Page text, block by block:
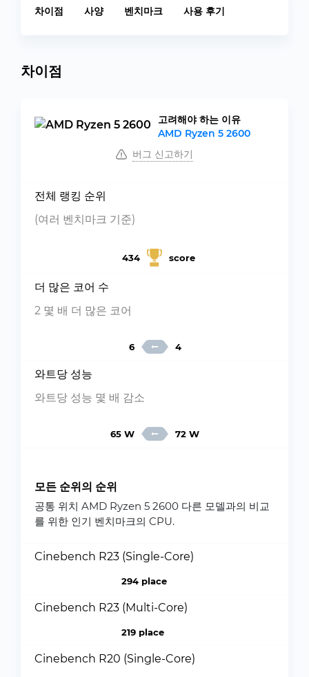
차이점 사양 벤치마크 사용 후기
차이점
고려해야 하는 이유
AMD Ryzen 5 2600
버그 신고하기
전체 랭킹 순위
(여러 벤치마크 기준)
434 score
더 많은 코어 수
2 몇 배 더 많은 코어
6 4
와트당 성능
와트당 성능 몇 배 감소
65 W 72 W
모든 순위의 순위
공통 위치 AMD Ryzen 5 2600 다른 모델과의 비교
를 위한 인기 벤치마크의 CPU.
Cinebench R23 (Single-Core)
294 place
Cinebench R23 (Multi-Core)
219 place
Cinebench R20 (Single-Core)